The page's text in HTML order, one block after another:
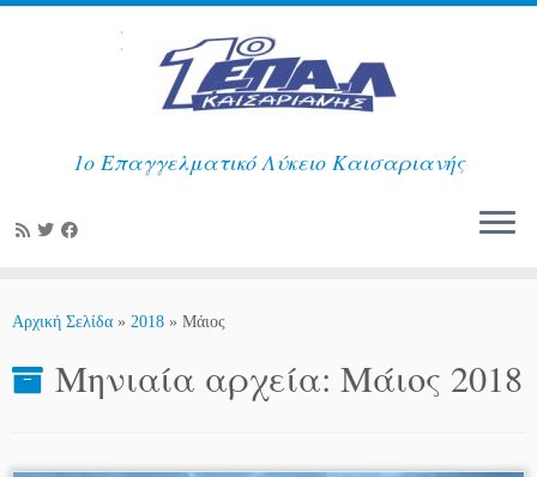
στο
1ο Επαγγελματικό Λύκειο Καισαριανής
Αρχική Σελίδα » 2018 » Μάιος
Μηνιαία αρχεία: Μάιος 2018